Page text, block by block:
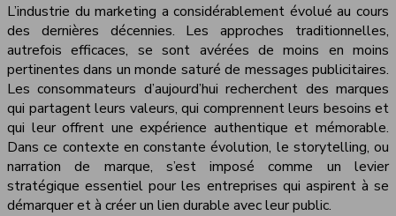
L’industrie du marketing a considérablement évolué au cours
des dernières décennies. Les approches traditionnelles,
autrefois efficaces, se sont avérées de moins en moins
pertinentes dans un monde saturé de messages publicitaires.
Les consommateurs d’aujourd’hui recherchent des marques
qui partagent leurs valeurs, qui comprennent leurs besoins et
qui leur offrent une expérience authentique et mémorable.
Dans ce contexte en constante évolution, le storytelling, ou
narration de marque, s’est imposé comme un levier
stratégique essentiel pour les entreprises qui aspirent à se
démarquer et à créer un lien durable avec leur public.